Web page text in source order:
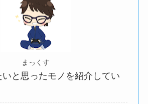
まっくす
と思ったモノを紹介してい